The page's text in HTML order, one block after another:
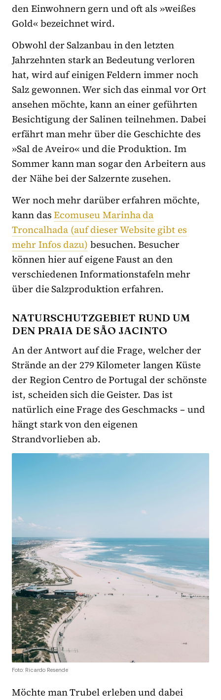
den Einwohnern gern und oft als »weißes
Gold« bezeichnet wird.
Obwohl der Salzanbau in den letzten
Jahrzehnten stark an Bedeutung verloren
hat, wird auf einigen Feldern immer noch
Salz gewonnen. Wer sich das einmal vor Ort
ansehen möchte, kann an einer geführten
Besichtigung der Salinen teilnehmen. Dabei
erfährt man mehr über die Geschichte des
»Sal de Aveiro« und die Produktion. Im
Sommer kann man sogar den Arbeitern aus
der Nähe bei der Salzernte zusehen.
Wer noch mehr darüber erfahren möchte,
kann dasEcomuseu Marinha da
Troncalhada (auf dieser Website gibt es
mehr Infos dazu) besuchen. Besucher
können hier auf eigene Faust an den
verschiedenen Informationstafeln mehr
über die Salzproduktion erfahren.
NATURSCHUTZGEBIET RUND UM
DEN PRAIA DE SÃO JACINTO
An der Antwort auf die Frage, welcher der
Strände an der 279 Kilometer langen Küste
der Region Centro de Portugal der schönste
ist, scheiden sich die Geister. Das ist
natürlich eine Frage des Geschmacks – und
hängt stark von den eigenen
Strandvorlieben ab.
Foto: Ricardo Resende
Möchte man Trubel erleben und dabei